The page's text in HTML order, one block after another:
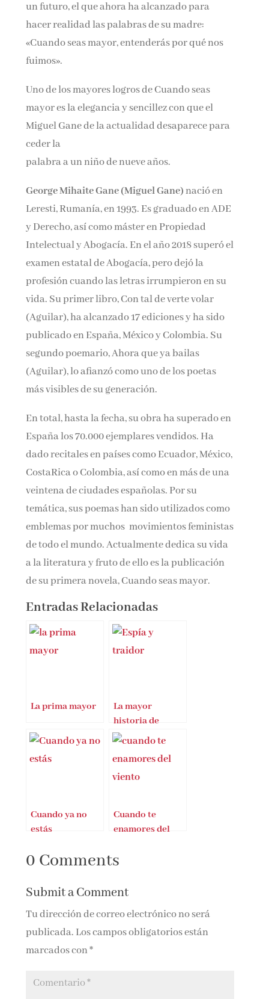
un futuro, el que ahora ha alcanzado para
hacer realidad las palabras de su madre:
«Cuando seas mayor, entenderás por qué nos
fuimos».
Uno de los mayores logros de Cuando seas
mayor es la elegancia y sencillez con que el
Miguel Gane de la actualidad desaparece para
ceder la
palabra a un niño de nueve años.
George Mihaite Gane (Miguel Gane)nació en
Leresti, Rumanía, en 1993. Es graduado en ADE
y Derecho, así como máster en Propiedad
Intelectual y Abogacía. En el año 2018 superó el
examen estatal de Abogacía, pero dejó la
profesión cuando las letras irrumpieron en su
vida. Su primer libro, Con tal de verte volar
(Aguilar), ha alcanzado 17 ediciones y ha sido
publicado en España, México y Colombia. Su
segundo poemario, Ahora que ya bailas
(Aguilar), lo afianzó como uno de los poetas
más visibles de su generación.
En total, hasta la fecha, su obra ha superado en
España los 70.000 ejemplares vendidos. Ha
dado recitales en países como Ecuador, México,
CostaRica o Colombia, así como en más de una
veintena de ciudades españolas. Por su
temática, sus poemas han sido utilizados como
emblemas por muchos movimientos feministas
de todo el mundo. Actualmente dedica su vida
a la literatura y fruto de ello es la publicación
de su primera novela, Cuando seas mayor.
Entradas Relacionadas
La prima mayor
La mayor
historia de
espionaje de la
Cuando ya no
estás
Cuando te
enamores del
0 Comments
Submit a Comment
Tu dirección de correo electrónico no será
publicada. Los campos obligatorios están
marcados con*